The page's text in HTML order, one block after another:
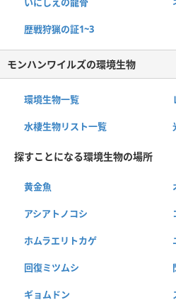
歴戦狩猟の証1~3
モンハンワイルズの環境生物
環境生物一覧
水棲生物リスト一覧
探すことになる環境生物の場所
黄金魚
アシアトノコシ
ホムラエリトカゲ
回復ミツムシ
ギョムドン